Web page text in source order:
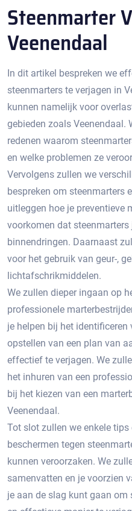
Steenmarter
Veenendaal
In dit artikel bespreken we
steenmarters te verjagen in
kunnen namelijk voor
gebieden zoals Veenendaal.​
redenen waarom
en welke problemen ze
Vervolgens zullen we
bespreken om steenmarters
uitleggen hoe je preventieve
voorkomen dat
binnendringen.​ Daarnaast
voor het gebruik van geur-,
lichtafschrikmiddelen.​
We zullen dieper ingaan op
professionele
je helpen bij het identificeren
opstellen van een plan van
effectief te verjagen.​ We
het inhuren van een
bij het kiezen van een
Veenendaal.​
Tot slot zullen we enkele
beschermen tegen
kunnen veroorzaken.​ We
samenvatten en je voorzien
je aan de slag kunt gaan om